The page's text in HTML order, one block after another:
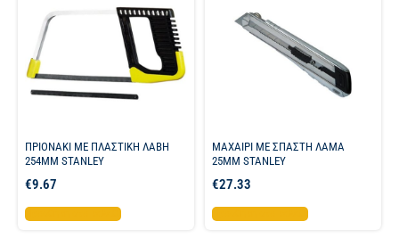
ΠΡΙΟΝΑΚΙ ΜΕ ΠΛΑΣΤΙΚΗ ΛΑΒΗ
254ΜΜ STANLEY
€9.67
Προσθήκη στο καλάθι
ΜΑΧΑΙΡΙ ΜΕ ΣΠΑΣΤΗ ΛΑΜΑ
25MM STANLEY
€27.33
Προσθήκη στο καλάθι